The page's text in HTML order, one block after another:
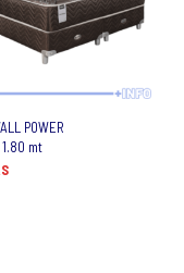
POWER
mt